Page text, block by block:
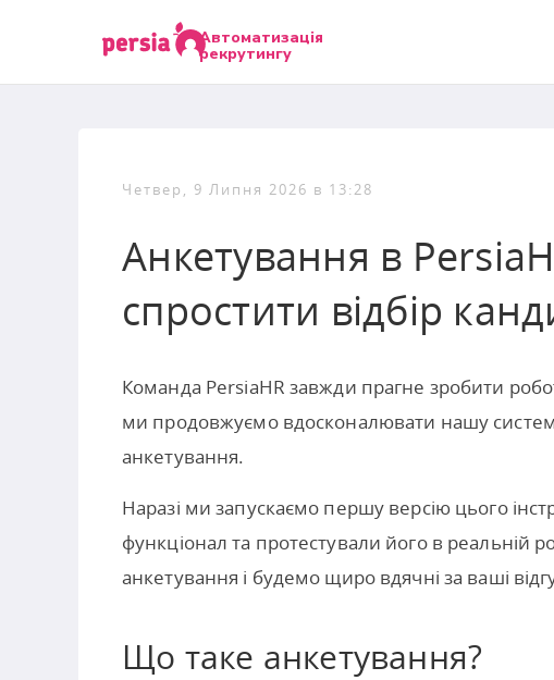
Автоматизація
рекрутингу
Четвер, 9 Липня 2026 в 13:28
Анкетування в
спростити відбір
Команда PersiaHR завжди прагне зробити
ми продовжуємо вдосконалювати нашу
анкетування.
Наразі ми запускаємо першу версію цього
функціонал та протестували його в реальній
анкетування і будемо щиро вдячні за ваші
Що таке анкетування?